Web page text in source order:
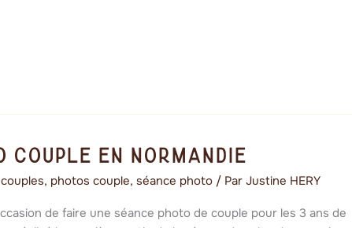
couple en Normandie
couples, photos couple, séance photo / Par Justine HERY
de faire une séance photo de couple pour les 3 ans de